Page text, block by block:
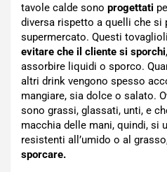
tavole calde sono progettati
diversa rispetto a quelli che si
supermercato. Questi
evitare che il cliente si sporchi
assorbire liquidi o sporco.
altri drink vengono spesso
mangiare, sia dolce o salato.
sono grassi, glassati, unti, e
macchia delle mani, quindi, si
resistenti all’umido o al
sporcare.